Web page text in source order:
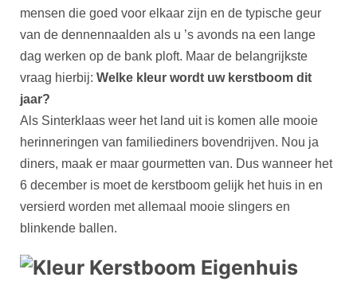
mensen die goed voor elkaar zijn en de typische geur
van de dennennaalden als u ’s avonds na een lange
dag werken op de bank ploft. Maar de belangrijkste
vraag hierbij: Welke kleur wordt uw kerstboom dit
jaar?
Als Sinterklaas weer het land uit is komen alle mooie
herinneringen van familiediners bovendrijven. Nou ja
diners, maak er maar gourmetten van. Dus wanneer het
6 december is moet de kerstboom gelijk het huis in en
versierd worden met allemaal mooie slingers en
blinkende ballen.